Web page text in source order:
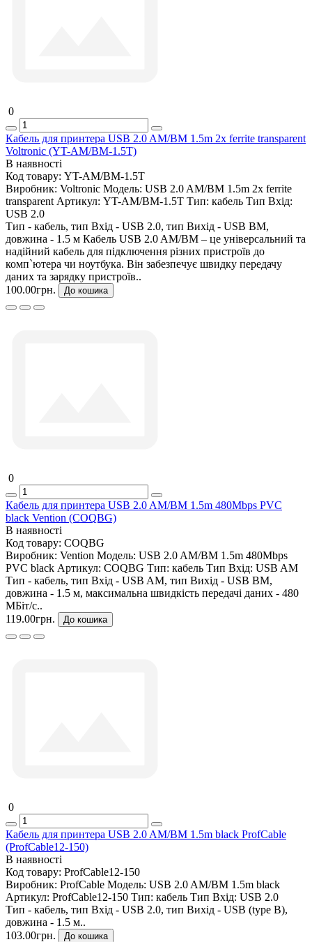
0
Кабель для принтера USB 2.0 AM/BM 1.5m 2x ferrite transparent
Voltronic (YT-AM/BM-1.5T)
В наявності
Код товару: YT-AM/BM-1.5T
Виробник: Voltronic Модель: USB 2.0 AM/BM 1.5m 2x ferrite
transparent Артикул: YT-AM/BM-1.5T Тип: кабель Тип Вхід:
USB 2.0
Тип - кабель, тип Вхід - USB 2.0, тип Вихід - USB BM,
довжина - 1.5 м Кабель USB 2.0 AM/BM – це універсальний та
надійний кабель для підключення різних пристроїв до
комп`ютера чи ноутбука. Він забезпечує швидку передачу
даних та зарядку пристроїв..
100.00грн.
До кошика
0
Кабель для принтера USB 2.0 AM/BM 1.5m 480Mbps PVC
black Vention (COQBG)
В наявності
Код товару: COQBG
Виробник: Vention Модель: USB 2.0 AM/BM 1.5m 480Mbps
PVC black Артикул: COQBG Тип: кабель Тип Вхід: USB AM
Тип - кабель, тип Вхід - USB AM, тип Вихід - USB BM,
довжина - 1.5 м, максимальна швидкість передачі даних - 480
МБіт/с..
119.00грн.
До кошика
0
Кабель для принтера USB 2.0 AM/BM 1.5m black ProfCable
(ProfCable12-150)
В наявності
Код товару: ProfCable12-150
Виробник: ProfCable Модель: USB 2.0 AM/BM 1.5m black
Артикул: ProfCable12-150 Тип: кабель Тип Вхід: USB 2.0
Тип - кабель, тип Вхід - USB 2.0, тип Вихід - USB (type B),
довжина - 1.5 м..
103.00грн.
До кошика